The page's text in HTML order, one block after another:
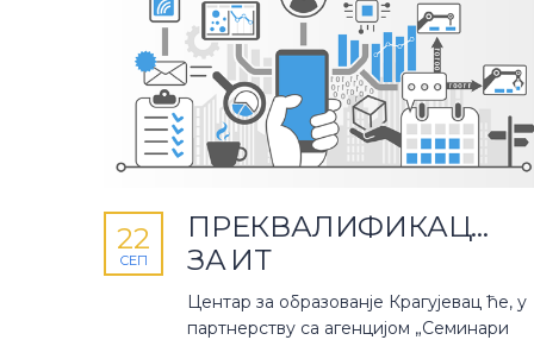
ПРЕКВАЛИФИКАЦИЈЕ
ЗА ИТ
22
СЕП
Центар за образованје Крагујевац ће, у
партнерству са агенцијом „Семинари